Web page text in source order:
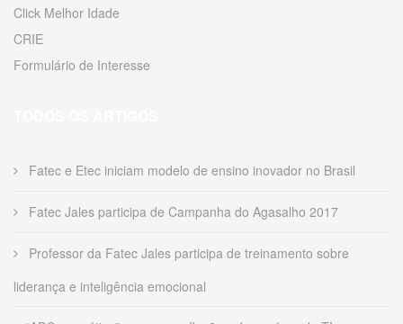
Click Melhor Idade
CRIE
Formulário de Interesse
Fatec e Etec iniciam modelo de ensino inovador no Brasil
Fatec Jales participa de Campanha do Agasalho 2017
Professor da Fatec Jales participa de treinamento sobre
liderança e inteligência emocional